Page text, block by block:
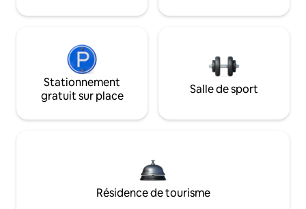
Stationnement
gratuit sur place
Salle de sport
Résidence de tourisme